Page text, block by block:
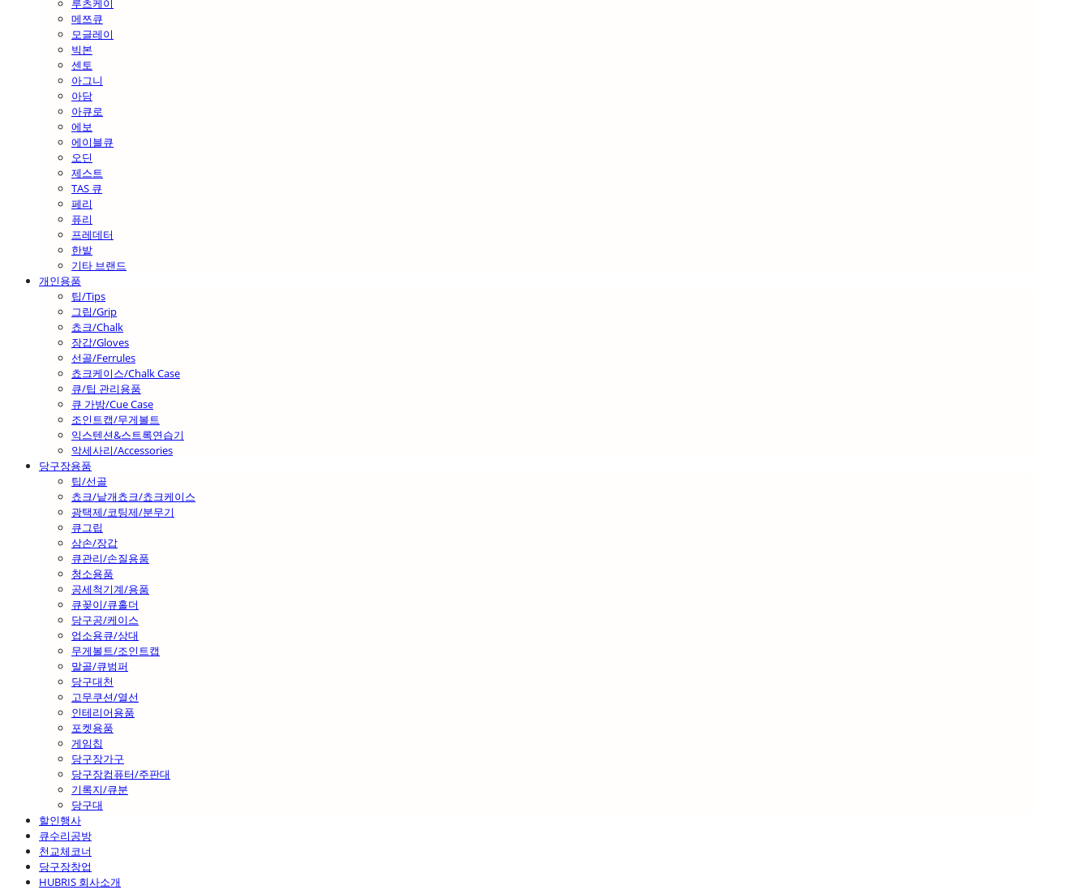
루츠케이
메쯔큐
모글레이
빅본
센토
아그니
아담
아큐로
에보
에이블큐
오딘
제스트
TAS 큐
페리
퓨리
프레데터
한밭
기타 브랜드
개인용품
팁/Tips
그립/Grip
쵸크/Chalk
장갑/Gloves
선골/Ferrules
쵸크케이스/Chalk Case
큐/팁 관리용품
큐 가방/Cue Case
조인트캡/무게볼트
익스텐션&스트록연습기
악세사리/Accessories
당구장용품
팁/선골
쵸크/낱개쵸크/쵸크케이스
광택제/코팅제/분무기
큐그립
삼손/장갑
큐관리/손질용품
청소용품
공세척기계/용품
큐꽂이/큐홀더
당구공/케이스
업소용큐/상대
무게볼트/조인트캡
말골/큐범퍼
당구대천
고무쿠션/열선
인테리어용품
포켓용품
게임칩
당구장가구
당구장컴퓨터/주판대
기록지/큐분
당구대
할인행사
큐수리공방
천교체코너
당구장창업
HUBRIS 회사소개